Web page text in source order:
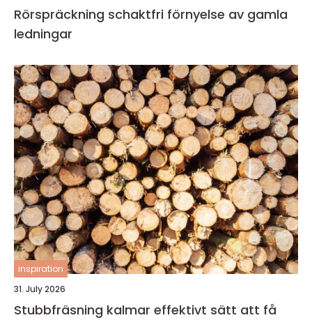
Rörspräckning schaktfri förnyelse av gamla
ledningar
inspiration
31. July 2026
Stubbfräsning kalmar effektivt sätt att få